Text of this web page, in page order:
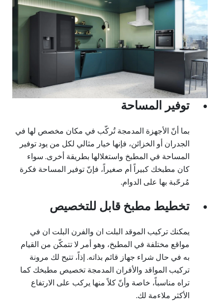
● توفير المساحة
بما أنّ الأجهزة المدمجة تُركّب في مكان مخصص لها في
الجدران أو الخزائن، فإنها خيار مثالي لكل من يود توفير
المساحة في المطبخ واستغلالها بطريقة أخرى. سواء
كان مطبخك كبيراً أم صغيراً، فإنّ توفير المساحة فكرة
مُرحّبة بها على الدوام.
● تخطيط مطبخ قابل للتخصيص
يمكنك تركيب الموقد البلت ان والفرن البلت ان في
مواقع مختلفة في المطبخ، وهو أمر لا تتمكّن من القيام
به في حال شراء جهاز قائم بذاته. إذاً، تتيح لك مرونة
تركيب المواقد والأفران المدمجة تخصيص مطبخك كما
تراه مناسباً، خاصة وأنّ كلاً منها يركب على الارتفاع
الأكثر ملاءمة لك.